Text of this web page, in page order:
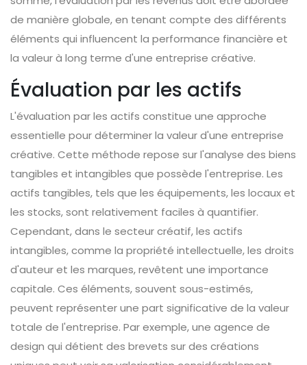
de manière globale, en tenant compte des différents
éléments qui influencent la performance financière et
la valeur à long terme d'une entreprise créative.
Évaluation par les actifs
L'évaluation par les actifs constitue une approche
essentielle pour déterminer la valeur d'une entreprise
créative. Cette méthode repose sur l'analyse des biens
tangibles et intangibles que possède l'entreprise. Les
actifs tangibles, tels que les équipements, les locaux et
les stocks, sont relativement faciles à quantifier.
Cependant, dans le secteur créatif, les actifs
intangibles, comme la propriété intellectuelle, les droits
d'auteur et les marques, revêtent une importance
capitale. Ces éléments, souvent sous-estimés,
peuvent représenter une part significative de la valeur
totale de l'entreprise. Par exemple, une agence de
design qui détient des brevets sur des créations